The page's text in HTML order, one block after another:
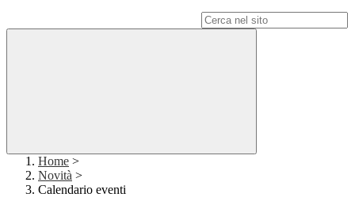
Home >
Novità >
Calendario eventi